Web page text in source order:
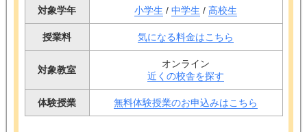
対象学年 小学生 / 中学生 / 高校生
授業料 気になる料金はこちら
対象教室
オンライン
近くの校舎を探す
体験授業 無料体験授業のお申込みはこちら